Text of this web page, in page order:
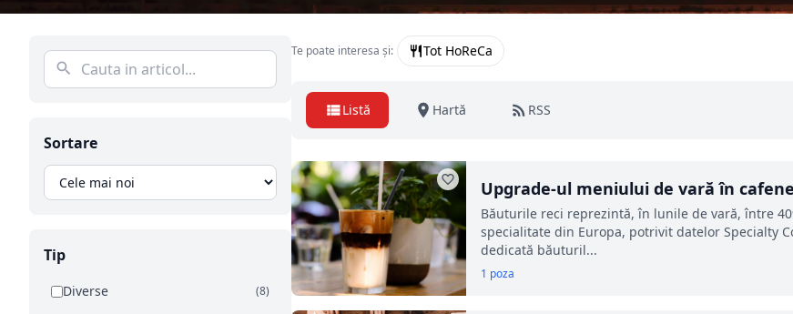
Sortare
Tip
Diverse (8)
Te poate interesa și: Tot HoReCa
Listă Hartă RSS
Upgrade-ul meniului de vară în
cu băuturile„Iced"
Băuturile reci reprezintă, în lunile de vară, între
specialitate din Europa, potrivit datelor Specialty
dedicată băuturil...
1 poza